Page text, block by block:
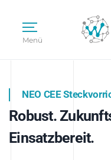
Menü
NEO CEE
Robust.
Einsatzbereit.
Intelligenz trifft